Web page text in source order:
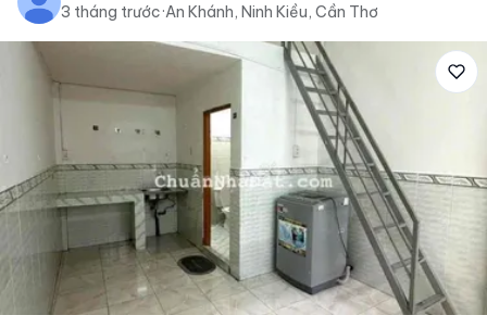
3 tháng trước·An Khánh, Ninh Kiều, Cần Thơ